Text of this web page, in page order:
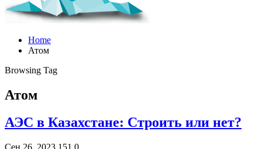
Home
Атом
Browsing Tag
Атом
АЭС в Казахстане: Строить или нет?
Сен 26, 2023 151 0